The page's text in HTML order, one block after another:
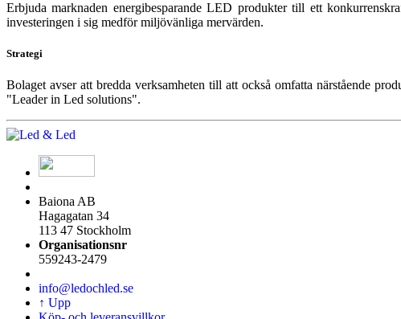
Erbjuda marknaden energibesparande LED produkter till ett
investeringen i sig medför miljövänliga mervärden.
Strategi
Bolaget avser att bredda verksamheten till att också omfatta närstående
"Leader in Led solutions".
Baiona AB
Hagagatan 34
113 47 Stockholm
Organisationsnr
559243-2479
info@ledochled.se
↑ Upp